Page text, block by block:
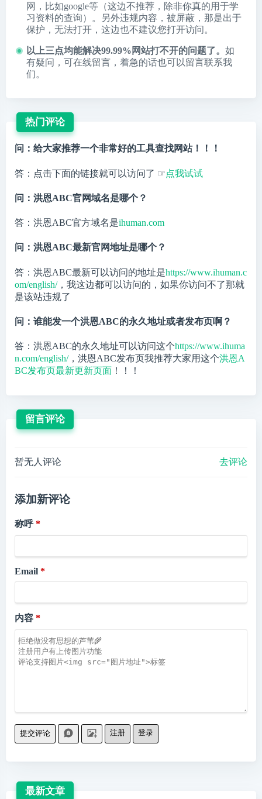
网，比如google等（这边不推荐，除非你真的用于学
习资料的查询）。另外违规内容，被屏蔽，那是出于
保护，无法打开，这边也不建议您打开访问。
以上三点均能解决99.99%网站打不开的问题了。 如
有疑问，可在线留言，着急的话也可以留言联系我
们。
热门评论
问：给大家推荐一个非常好的工具查找网站！！！
答：点击下面的链接就可以访问了 ☞点我试试
问：洪恩ABC官网域名是哪个？
答：洪恩ABC官方域名是ihuman.com
问：洪恩ABC最新官网地址是哪个？
答：洪恩ABC最新可以访问的地址是https://www.ihuman.c
om/english/，我这边都可以访问的，如果你访问不了那就
是该站违规了
问：谁能发一个洪恩ABC的永久地址或者发布页啊？
答：洪恩ABC的永久地址可以访问这个https://www.ihuma
n.com/english/，洪恩ABC发布页我推荐大家用这个洪恩A
BC发布页最新更新页面 ！！！
留言评论
暂无人评论 去评论
添加新评论
称呼
Email
内容
提交评论 注册 登录
最新文章